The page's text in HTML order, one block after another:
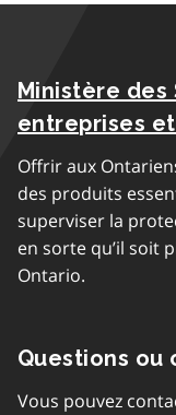
Ministère des
entreprises
Offrir aux
des produits
superviser la
en sorte qu’il soit
Ontario.
Questions ou
Vous pouvez